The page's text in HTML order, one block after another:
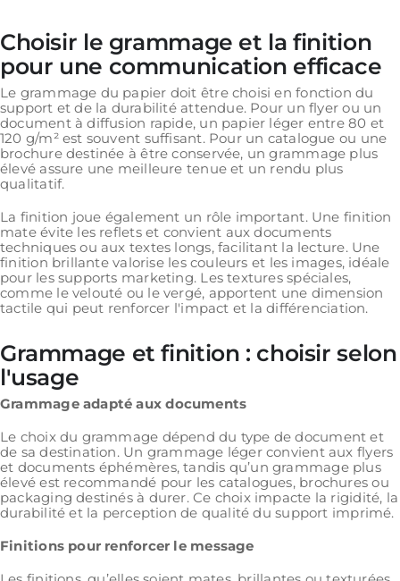
Choisir le grammage et la finition
pour une communication efficace
Le grammage du papier doit être choisi en fonction du
support et de la durabilité attendue. Pour un flyer ou un
document à diffusion rapide, un papier léger entre 80 et
120 g/m² est souvent suffisant. Pour un catalogue ou une
brochure destinée à être conservée, un grammage plus
élevé assure une meilleure tenue et un rendu plus
qualitatif.
La finition joue également un rôle important. Une finition
mate évite les reflets et convient aux documents
techniques ou aux textes longs, facilitant la lecture. Une
finition brillante valorise les couleurs et les images, idéale
pour les supports marketing. Les textures spéciales,
comme le velouté ou le vergé, apportent une dimension
tactile qui peut renforcer l'impact et la différenciation.
Grammage et finition : choisir selon
l'usage
Grammage adapté aux documents
Le choix du grammage dépend du type de document et
de sa destination. Un grammage léger convient aux flyers
et documents éphémères, tandis qu’un grammage plus
élevé est recommandé pour les catalogues, brochures ou
packaging destinés à durer. Ce choix impacte la rigidité, la
durabilité et la perception de qualité du support imprimé.
Finitions pour renforcer le message